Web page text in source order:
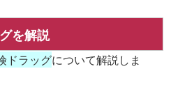
を解説
ドラッグについて解説しま